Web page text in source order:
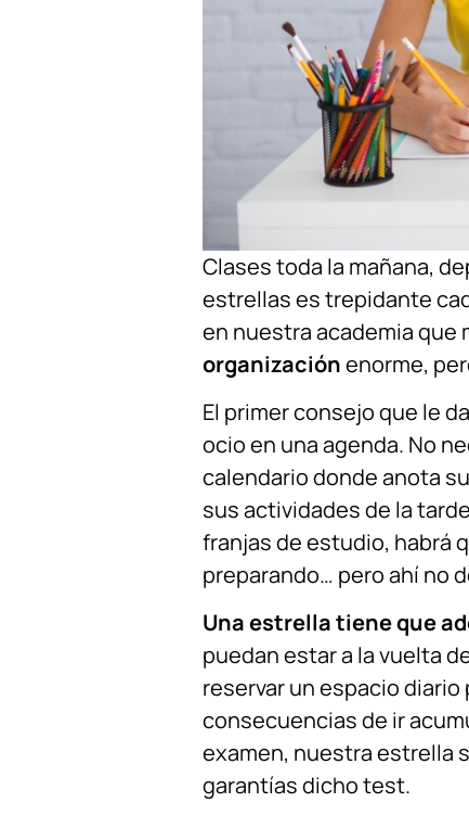
Clases toda la mañana,
estrellas es trepidante
en nuestra academia que
organizaciónenorme,
El primer consejo que le
ocio en una agenda. No
calendario donde anota
sus actividades de la
franjas de estudio, habrá
preparando… pero ahí no
Una estrella tiene que
puedan estar a la vuelta
reservar un espacio
consecuencias de ir
examen, nuestra estrella
garantías dicho test.